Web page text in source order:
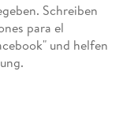
Schreiben
para el
und helfen